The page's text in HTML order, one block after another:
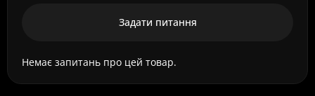
Задати питання
Немає запитань про цей товар.